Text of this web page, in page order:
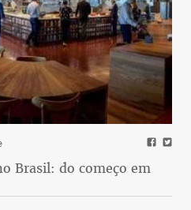
Brasil: do começo em